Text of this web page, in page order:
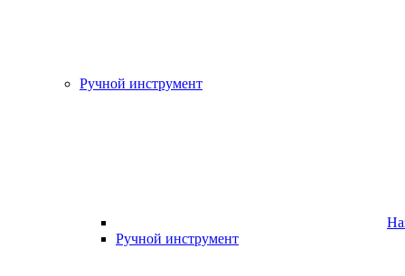
Ручной инструмент
Ручной инструмент